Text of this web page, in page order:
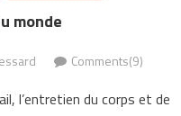
monde
Comments(9)
l’entretien du corps et de